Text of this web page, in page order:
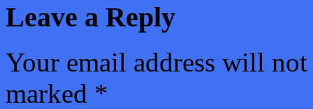
Leave a Reply
Your email address will
marked *